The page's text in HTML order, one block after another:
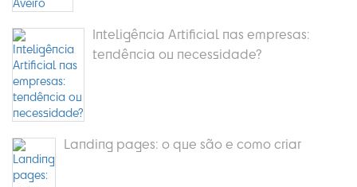
Inteligência Artificial nas empresas:
tendência ou necessidade?
Landing pages: o que são e como criar